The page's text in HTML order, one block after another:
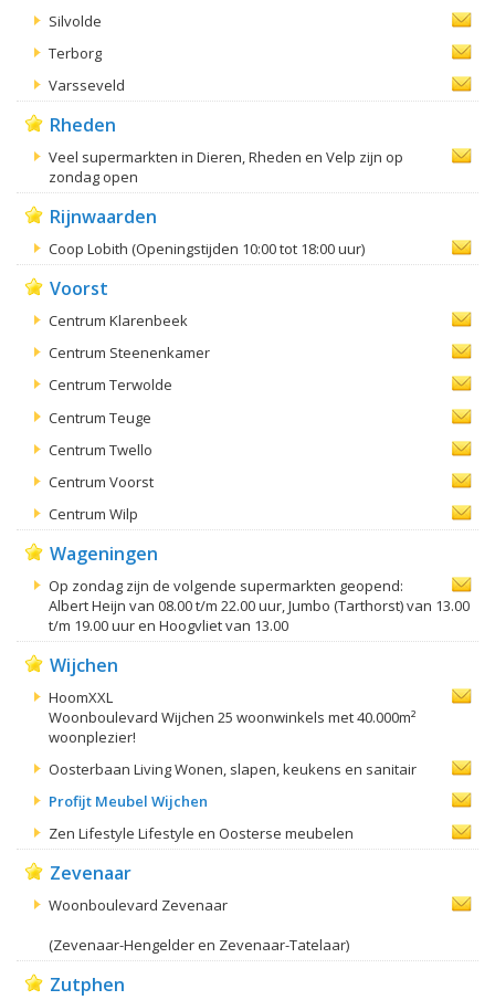
Silvolde
Terborg
Varsseveld
Rheden
Veel supermarkten in Dieren, Rheden en Velp zijn op
zondag open
Rijnwaarden
Coop Lobith (Openingstijden 10:00 tot 18:00 uur)
Voorst
Centrum Klarenbeek
Centrum Steenenkamer
Centrum Terwolde
Centrum Teuge
Centrum Twello
Centrum Voorst
Centrum Wilp
Wageningen
Op zondag zijn de volgende supermarkten geopend:
Albert Heijn van 08.00 t/m 22.00 uur, Jumbo (Tarthorst) van 13.00
t/m 19.00 uur en Hoogvliet van 13.00
Wijchen
HoomXXL
Woonboulevard Wijchen 25 woonwinkels met 40.000m²
woonplezier!
Oosterbaan Living Wonen, slapen, keukens en sanitair
Profijt Meubel Wijchen
Zen Lifestyle Lifestyle en Oosterse meubelen
Zevenaar
Woonboulevard Zevenaar
(Zevenaar-Hengelder en Zevenaar-Tatelaar)
Zutphen